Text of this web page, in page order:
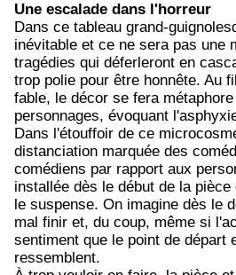
Une escalade dans l'horreur
Dans ce tableau grand-
inévitable et ce ne sera pas une
tragédies qui déferleront en
trop polie pour être honnête. Au
fable, le décor se fera
personnages, évoquant
Dans l'étouffoir de ce
distanciation marquée des
comédiens par rapport aux
installée dès le début de la
le suspense. On imagine dès le
mal finir et, du coup, même si
sentiment que le point de départ
ressemblent.